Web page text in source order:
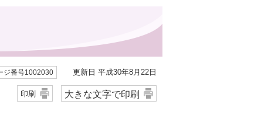
ジ番号1002030 更新日 平成30年8月22日
印刷 大きな文字で印刷